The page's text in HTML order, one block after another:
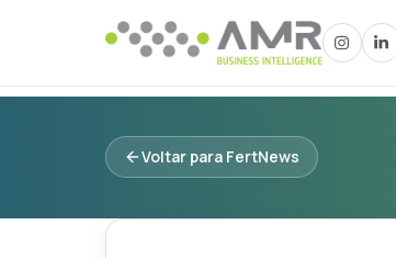
Voltar para FertNews